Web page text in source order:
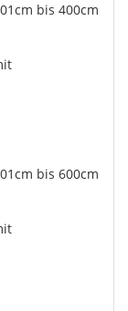
bis 400cm
bis 600cm